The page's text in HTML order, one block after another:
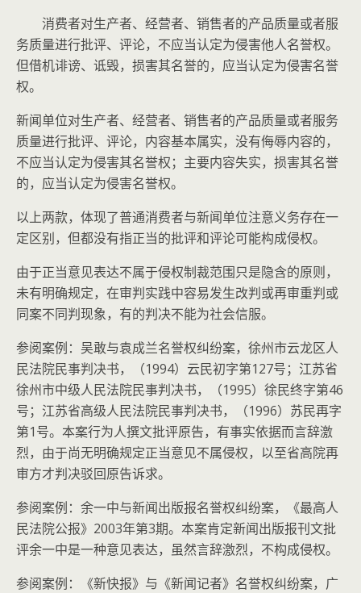
消费者对生产者、经营者、销售者的产品质量或者服
务质量进行批评、评论，不应当认定为侵害他人名誉权。
但借机诽谤、诋毁，损害其名誉的，应当认定为侵害名誉
权。
新闻单位对生产者、经营者、销售者的产品质量或者服务
质量进行批评、评论，内容基本属实，没有侮辱内容的，
不应当认定为侵害其名誉权；主要内容失实，损害其名誉
的，应当认定为侵害名誉权。
以上两款，体现了普通消费者与新闻单位注意义务存在一
定区别，但都没有指正当的批评和评论可能构成侵权。
由于正当意见表达不属于侵权制裁范围只是隐含的原则，
未有明确规定，在审判实践中容易发生改判或再审重判或
同案不同判现象，有的判决不能为社会信服。
参阅案例：吴敢与袁成兰名誉权纠纷案，徐州市云龙区人
民法院民事判决书，（1994）云民初字第127号；江苏省
徐州市中级人民法院民事判决书，（1995）徐民终字第46
号；江苏省高级人民法院民事判决书，（1996）苏民再字
第1号。本案行为人撰文批评原告，有事实依据而言辞激
烈，由于尚无明确规定正当意见不属侵权，以至省高院再
审方才判决驳回原告诉求。
参阅案例：余一中与新闻出版报名誉权纠纷案，《最高人
民法院公报》2003年第3期。本案肯定新闻出版报刊文批
评余一中是一种意见表达，虽然言辞激烈，不构成侵权。
参阅案例：《新快报》与《新闻记者》名誉权纠纷案，广